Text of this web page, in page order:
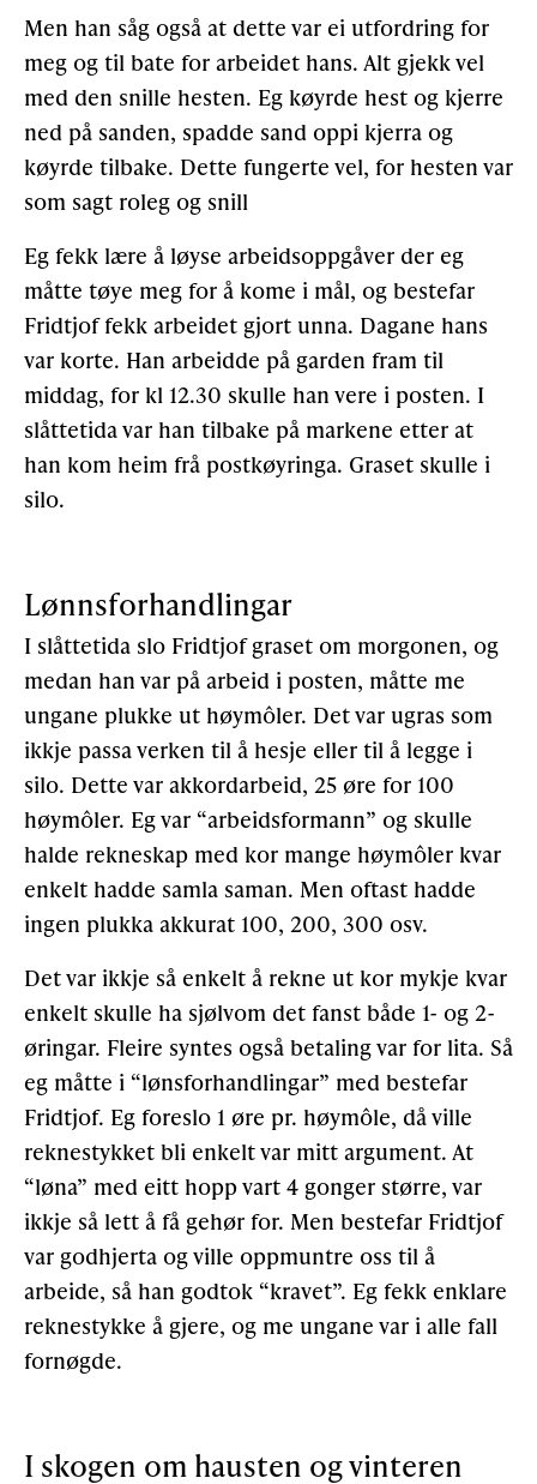
Men han såg også at dette var ei utfordring for
meg og til bate for arbeidet hans. Alt gjekk vel
med den snille hesten. Eg køyrde hest og kjerre
ned på sanden, spadde sand oppi kjerra og
køyrde tilbake. Dette fungerte vel, for hesten var
som sagt roleg og snill
Eg fekk lære å løyse arbeidsoppgåver der eg
måtte tøye meg for å kome i mål, og bestefar
Fridtjof fekk arbeidet gjort unna. Dagane hans
var korte. Han arbeidde på garden fram til
middag, for kl 12.30 skulle han vere i posten. I
slåttetida var han tilbake på markene etter at
han kom heim frå postkøyringa. Graset skulle i
silo.
Lønnsforhandlingar
I slåttetida slo Fridtjof graset om morgonen, og
medan han var på arbeid i posten, måtte me
ungane plukke ut høymôler. Det var ugras som
ikkje passa verken til å hesje eller til å legge i
silo. Dette var akkordarbeid, 25 øre for 100
høymôler. Eg var “arbeidsformann” og skulle
halde rekneskap med kor mange høymôler kvar
enkelt hadde samla saman. Men oftast hadde
ingen plukka akkurat 100, 200, 300 osv.
Det var ikkje så enkelt å rekne ut kor mykje kvar
enkelt skulle ha sjølvom det fanst både 1- og 2-
øringar. Fleire syntes også betaling var for lita. Så
eg måtte i “lønsforhandlingar” med bestefar
Fridtjof. Eg foreslo 1 øre pr. høymôle, då ville
reknestykket bli enkelt var mitt argument. At
“løna” med eitt hopp vart 4 gonger større, var
ikkje så lett å få gehør for. Men bestefar Fridtjof
var godhjerta og ville oppmuntre oss til å
arbeide, så han godtok “kravet”. Eg fekk enklare
reknestykke å gjere, og me ungane var i alle fall
fornøgde.
I skogen om hausten og vinteren